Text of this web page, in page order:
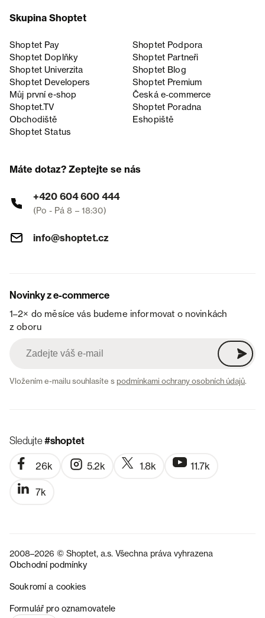
Skupina Shoptet
Shoptet Pay
Shoptet Podpora
Shoptet Doplňky
Shoptet Partneři
Shoptet Univerzita
Shoptet Blog
Shoptet Developers
Shoptet Premium
Můj první e-shop
Česká e‑commerce
Shoptet.TV
Shoptet Poradna
Obchodiště
Eshopiště
Shoptet Status
Máte dotaz? Zeptejte se nás
+420 604 600 444
(Po - Pá 8 – 18:30)
info@shoptet.cz
Novinky z e-commerce
1–2× do měsíce vás budeme informovat o novinkách
z oboru
Vložením e-mailu souhlasíte spodmínkami ochrany osobních údajů.
Sledujte#shoptet
26k 5.2k 1.8k 11.7k
7k
2008–2026 © Shoptet, a.s. Všechna práva vyhrazena
Obchodní podmínky
Soukromí a cookies
Formulář pro oznamovatele